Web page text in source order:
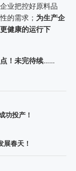
业把控好原料品
的需求； 为生产企
健康的运行下
！未完待续……
功投产！
展春天！